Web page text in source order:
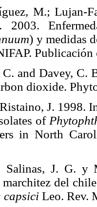
M.; Lujan-
2003.
) y medidas
C. and Davey,
dioxide.
J. 1998.
of
in North
Salinas, J. G. y
marchitez del
capsici Leo.